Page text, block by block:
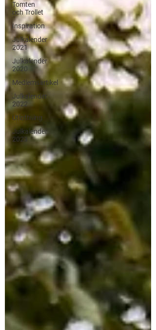
Tomten
och Trollet
Inspiration
Julkalender
2021
Julkalender
2020
Medlemsartikel
Julkalender
2022
Utlottning
Julkalender
2023